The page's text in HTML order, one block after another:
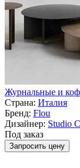
Журнальные и
Страна: Италия
Бренд: Flou
Дизайнер: Studio
Под заказ
Запросить цену